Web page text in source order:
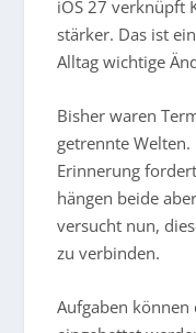
iOS 27 verknüpft
stärker. Das ist
Alltag wichtige
Bisher waren
getrennte
Erinnerung
hängen beide
versucht nun,
zu verbinden.
Aufgaben können